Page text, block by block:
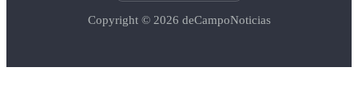
Copyright © 2026 deCampoNoticias